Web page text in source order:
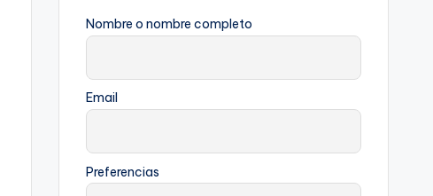
Nombre o nombre completo
Email
Preferencias